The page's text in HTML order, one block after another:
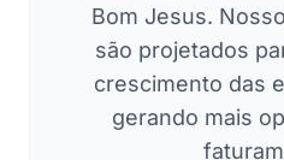
Bom Jesus.
são projetados
crescimento das
gerando mais